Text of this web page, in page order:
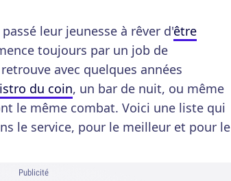
leur jeunesse à rêver d'être
toujours par un job de
avec quelques années
du coin, un bar de nuit, ou même
le même combat. Voici une liste qui
le service, pour le meilleur et pour le
Publicité